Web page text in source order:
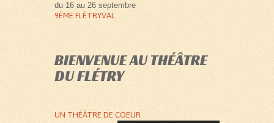
du 16 au 26 septembre
9ÈME FLÉTRYVAL
BIENVENUE AU THÉÂTRE
DU FLÉTRY
UN THÉÂTRE DE COEUR